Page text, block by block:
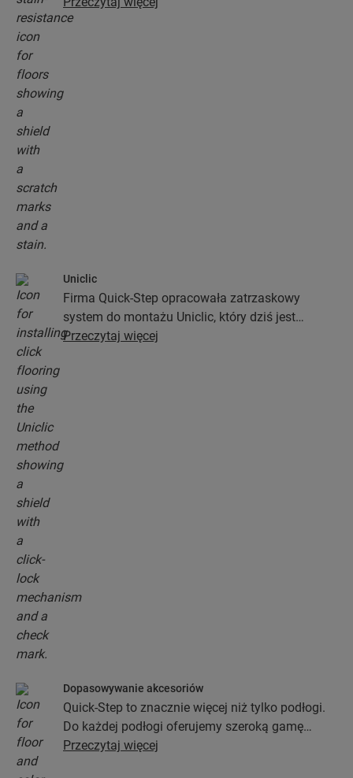
Stain Guard i Scratch Guard. Powłoka ta chroni
Uniclic
Firma Quick-Step opracowała zatrzaskowy
system do montażu Uniclic, który dziś jest
standardowym systemem stosowanym przy
Przeczytaj więcej
Dopasowywanie akcesoriów
Quick-Step to znacznie więcej niż tylko podłogi.
Do każdej podłogi oferujemy szeroką gamę
akcesoriów włącznie z podkładami, profilami
Przeczytaj więcej